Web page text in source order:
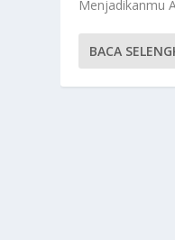
Menjadikanmu
BACA